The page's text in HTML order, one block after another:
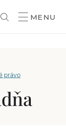
MENU
právo